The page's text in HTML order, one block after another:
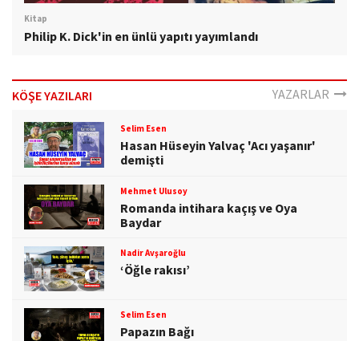
Kitap
Philip K. Dick'in en ünlü yapıtı yayımlandı
KÖŞE YAZILARI YAZARLAR
Selim Esen
Hasan Hüseyin Yalvaç 'Acı yaşanır'
demişti
Mehmet Ulusoy
Romanda intihara kaçış ve Oya
Baydar
Nadir Avşaroğlu
‘Öğle rakısı’
Selim Esen
Papazın Bağı